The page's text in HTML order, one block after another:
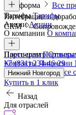
платформа
Все
Интеграции и
CRM
ТарифыТарифы
АкцииАкции
О компании О
Пресс-центр
КонтактыЛицензии
и деловая этикаВсе
Партнерам
+7 (831) 234-46-29
Нижний Новгород
Купить в 1 клик
Назад
Для отраслей